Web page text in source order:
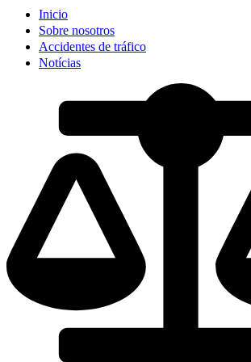
Inicio
Sobre nosotros
Accidentes de tráfico
Notícias